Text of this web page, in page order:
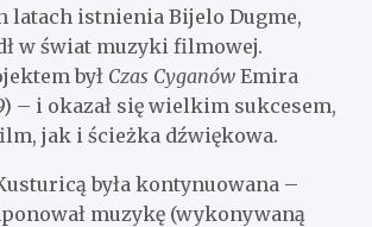
latach istnienia Bijelo Dugme,
w świat muzyki filmowej.
był Czas Cyganów Emira
– i okazał się wielkim sukcesem,
jak i ścieżka dźwiękowa.
była kontynuowana –
muzykę (wykonywaną